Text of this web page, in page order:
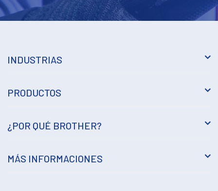
INDUSTRIAS
PRODUCTOS
¿POR QUÉ BROTHER?
MÁS INFORMACIONES